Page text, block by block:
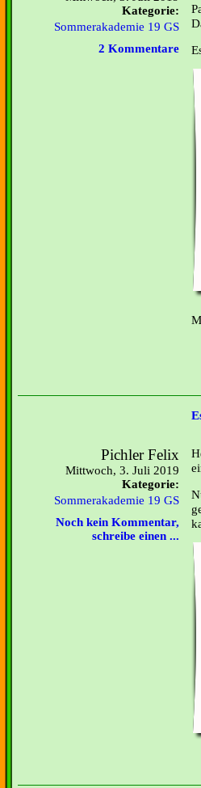
Kategorie:
Sommerakademie 19 GS
2 Kommentare
Pichler Felix
Mittwoch, 3. Juli 2019
Kategorie:
Sommerakademie 19 GS
Noch kein Kommentar,
schreibe einen ...